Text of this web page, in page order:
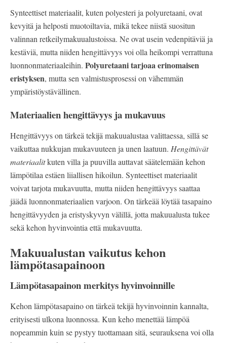
Synteettiset materiaalit, kuten polyesteri ja polyuretaani, ovat
kevyitä ja helposti muotoiltavia, mikä tekee niistä suositun
valinnan retkeilymakuualustoissa. Ne ovat usein vedenpitäviä ja
kestäviä, mutta niiden hengittävyys voi olla heikompi verrattuna
luonnonmateriaaleihin. Polyuretaani tarjoaa erinomaisen
eristyksen, mutta sen valmistusprosessi on vähemmän
ympäristöystävällinen.
Materiaalien hengittävyys ja mukavuus
Hengittävyys on tärkeä tekijä makuualustaa valittaessa, sillä se
vaikuttaa nukkujan mukavuuteen ja unen laatuun. Hengittävät
materiaalitkuten villa ja puuvilla auttavat säätelemään kehon
lämpötilaa estäen liiallisen hikoilun. Synteettiset materiaalit
voivat tarjota mukavuutta, mutta niiden hengittävyys saattaa
jäädä luonnonmateriaalien varjoon. On tärkeää löytää tasapaino
hengittävyyden ja eristyskyvyn välillä, jotta makuualusta tukee
sekä kehon hyvinvointia että mukavuutta.
Makuualustan vaikutus kehon
lämpötasapainoon
Lämpötasapainon merkitys hyvinvoinnille
Kehon lämpötasapaino on tärkeä tekijä hyvinvoinnin kannalta,
erityisesti ulkona luonnossa. Kun keho menettää lämpöä
nopeammin kuin se pystyy tuottamaan sitä, seurauksena voi olla